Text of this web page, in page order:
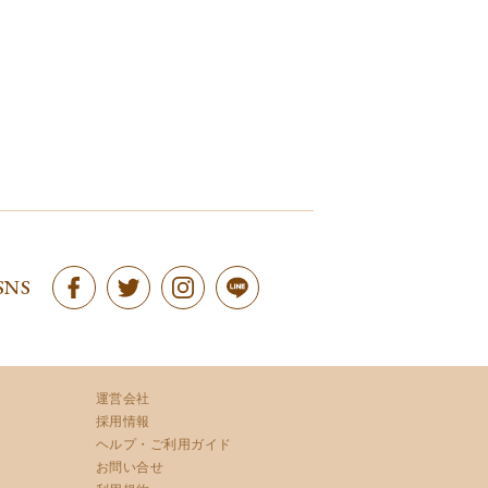
運営会社
採用情報
ヘルプ・ご利用ガイド
お問い合せ